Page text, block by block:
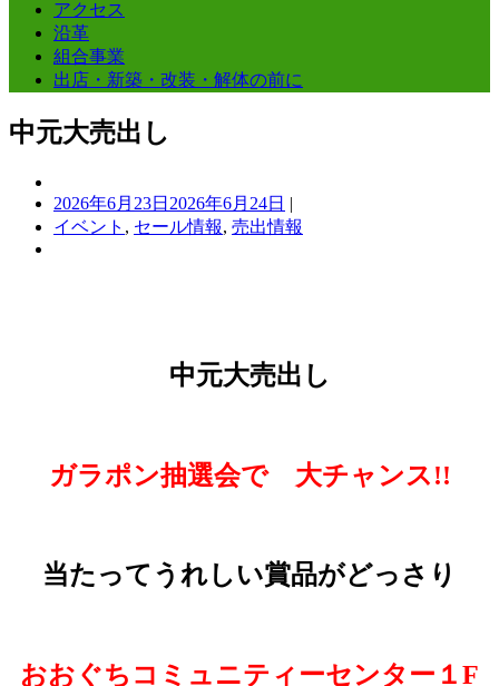
アクセス
沿革
組合事業
出店・新築・改装・解体の前に
中元大売出し
2026年6月23日 2026年6月24日 |
イベント , セール情報, 売出情報
中元大売出し
ガラポン抽選会で 大チャンス!!
当たってうれしい賞品がどっさり
おおぐちコミュニティーセンター１F